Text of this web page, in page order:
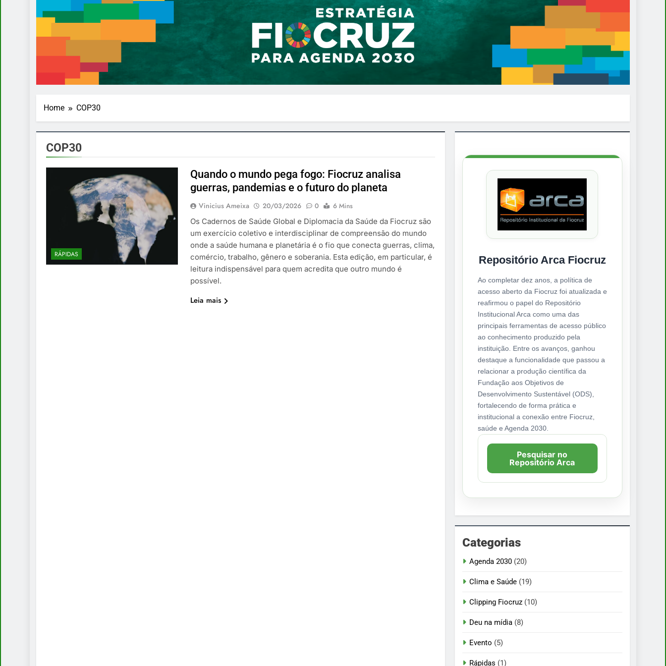
Home COP30
COP30
RÁPIDAS
Quando o mundo pega fogo: Fiocruz analisa
guerras, pandemias e o futuro do planeta
Vinicius Ameixa 20/03/2026 0
6 Mins
Os Cadernos de Saúde Global e Diplomacia da Saúde da Fiocruz são
um exercício coletivo e interdisciplinar de compreensão do mundo
onde a saúde humana e planetária é o fio que conecta guerras, clima,
comércio, trabalho, gênero e soberania. Esta edição, em particular, é
leitura indispensável para quem acredita que outro mundo é
possível.
Leia mais
Repositório Arca Fiocruz
Ao completar dez anos, a política de
acesso aberto da Fiocruz foi atualizada e
reafirmou o papel do Repositório
Institucional Arca como uma das
principais ferramentas de acesso público
ao conhecimento produzido pela
instituição. Entre os avanços, ganhou
destaque a funcionalidade que passou a
relacionar a produção científica da
Fundação aos Objetivos de
Desenvolvimento Sustentável (ODS),
fortalecendo de forma prática e
institucional a conexão entre Fiocruz,
saúde e Agenda 2030.
Pesquisar no
Repositório Arca
Categorias
Agenda 2030(20)
Clima e Saúde(19)
Clipping Fiocruz(10)
Deu na mídia(8)
Evento (5)
Rápidas (1)